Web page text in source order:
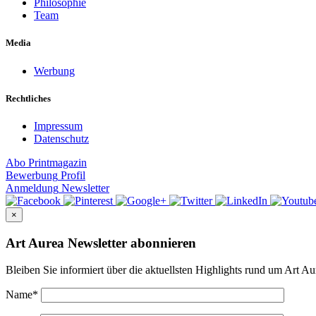
Philosophie
Team
Media
Werbung
Rechtliches
Impressum
Datenschutz
Abo Printmagazin
Bewerbung Profil
Anmeldung Newsletter
×
Art Aurea Newsletter abonnieren
Bleiben Sie informiert über die aktuellsten Highlights rund um Art
Name*